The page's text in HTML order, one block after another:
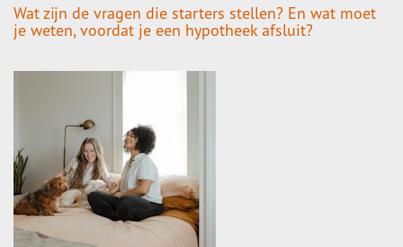
Wat zijn de vragen die starters stellen? En wat moet
je weten, voordat je een hypotheek afsluit?